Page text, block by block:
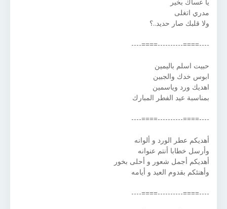
مدري اتغلى
ولا قلبك صار حديد..؟
----====----------====----
حبيت اسلم باليمين
ابوس خدك والجبين
اهديك ورد وياسمين
بمناسبة عيد الفطر المبارك
----====----------====----
أهديكم عطر الورد و ألوانه
وأرسل خطابا أنتم عنوانه
أهديكم أجمل شعور و أحلى بخور
وأهنئكم بقدوم العيد و أيامه
----====----------====----